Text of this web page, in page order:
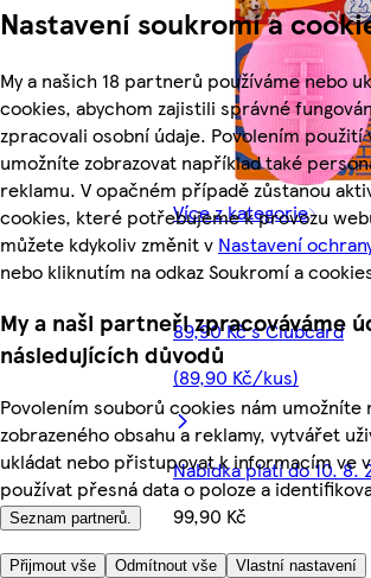
Nastavení soukromí a
My a našich 18 partnerů používáme nebo
cookies, abychom zajistili správné
zpracovali osobní údaje. Povolením použití
umožníte zobrazovat například také
reklamu. V opačném případě zůstanou
cookies, které potřebujeme k provozu
můžete kdykoliv změnit v Nastavení
nebo kliknutím na odkaz Soukromí a
My a naši partneři zpracováváme
následujících důvodů
Povolením souborů cookies nám
zobrazeného obsahu a reklamy, vytvářet
ukládat nebo přistupovat k informacím ve
používat přesná data o poloze a
Seznam partnerů.
Přijmout vše Odmítnout vše Vlastní nastavení
Více z kategorie
89,90 Kč s Clubcard
(89,90 Kč/kus)
Nabídka platí do 10. 8.
99,90 Kč
99,90 Kč/kus